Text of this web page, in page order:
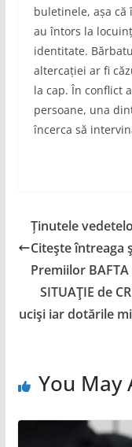
buletinele, așa
au întors la
identitate.
altercației ar fi
la cap. În conflict
persoane, una
încerca să
Ținutele
Citeşte întreaga
Premiilor BAFTA
SITUAŢIE de
ucişi iar dotările
You May